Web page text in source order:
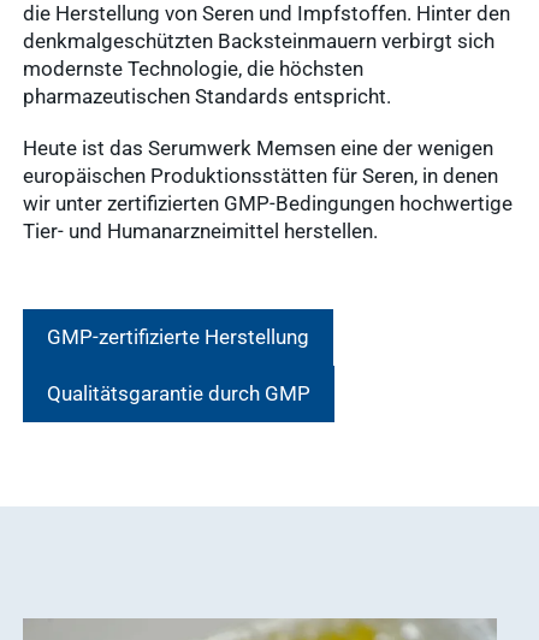
die Herstellung von Seren und Impfstoffen. Hinter den
denkmalgeschützten Backsteinmauern verbirgt sich
modernste Technologie, die höchsten
pharmazeutischen Standards entspricht.
Heute ist das Serumwerk Memsen eine der wenigen
europäischen Produktionsstätten für Seren, in denen
wir unter zertifizierten GMP-Bedingungen hochwertige
Tier- und Humanarzneimittel herstellen.
GMP-zertifizierte Herstellung
Qualitätsgarantie durch GMP